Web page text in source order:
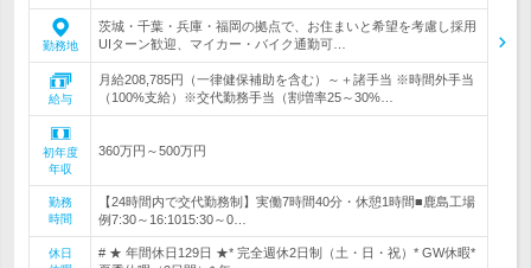
勤務地
茨城・千葉・兵庫・福岡の拠点で、お住まいと希望を考慮し採用
UIターン歓迎、マイカー・バイク通勤可…
給与
月給208,785円（一律健保補助を含む）～＋諸手当 ※時間外手当
（100%支給）※交代勤務手当（割増率25～30%…
初年度
年収
360万円～500万円
勤務
時間
【24時間内で交代勤務制】実働7時間40分・休憩1時間■鹿島工場
例7:30～16:1015:30～0…
休日
# ★ 年間休日129日 ★* 完全週休2日制（土・日・祝）* GW休暇*